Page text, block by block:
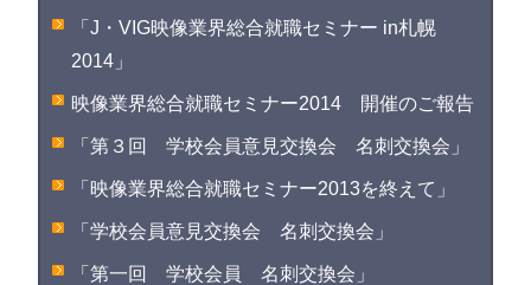
「J・VIG映像業界総合就職セミナー in札幌
2014」
映像業界総合就職セミナー2014 開催のご報告
「第３回 学校会員意見交換会 名刺交換会」
「映像業界総合就職セミナー2013を終えて」
「学校会員意見交換会 名刺交換会」
「第一回 学校会員 名刺交換会」